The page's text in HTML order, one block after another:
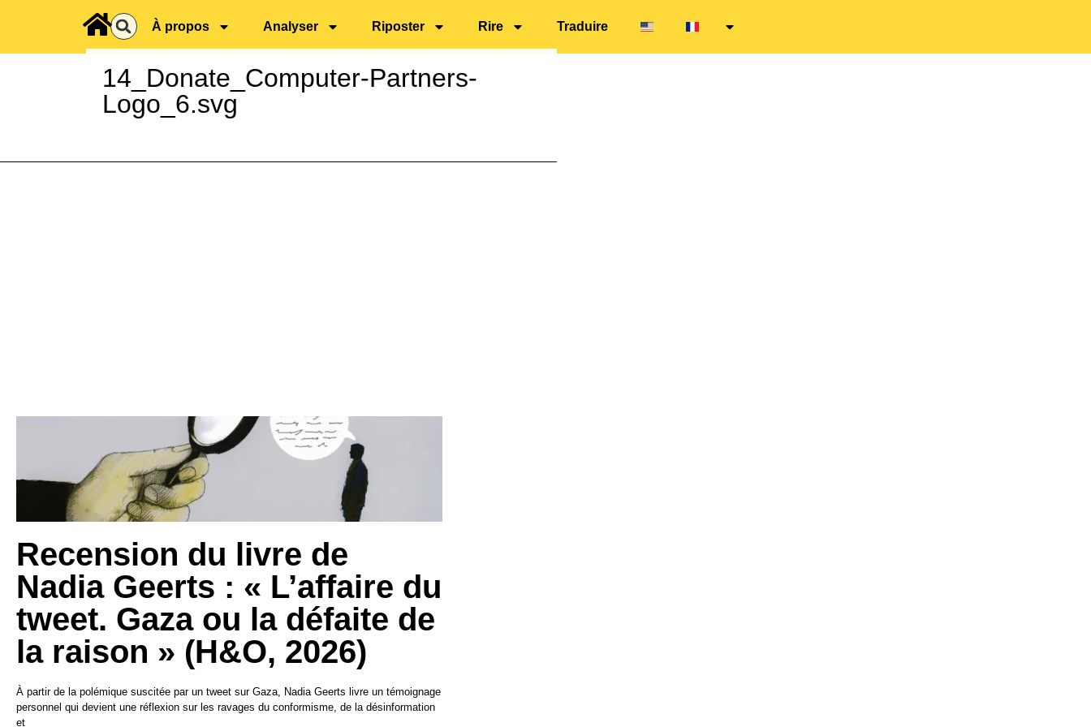
À propos Analyser Riposter Rire Traduire
14_Donate_Computer-Partners-
Logo_6.svg
Recension du livre de
Nadia Geerts : « L’affaire du
tweet. Gaza ou la défaite de
la raison » (H&O, 2026)
À partir de la polémique suscitée par un tweet sur Gaza, Nadia Geerts livre un témoignage
personnel qui devient une réflexion sur les ravages du conformisme, de la désinformation
et